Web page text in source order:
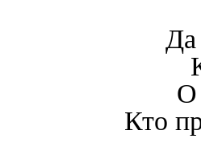
Да
О
Кто